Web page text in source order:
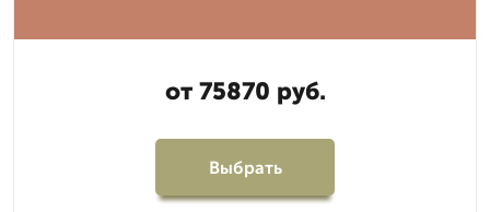
от 75870 руб.
Выбрать